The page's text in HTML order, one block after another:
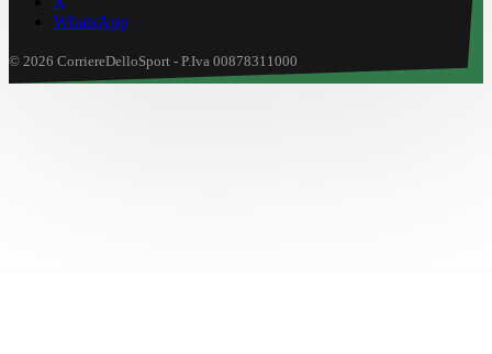
WhatsApp
© 2026 CorriereDelloSport - P.Iva 00878311000